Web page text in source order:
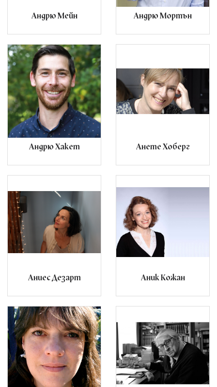
Андрю Мейн Андрю Мортън
Андрю Хакет Анете Хоберг
Аниес Дезарт Аник Кожан